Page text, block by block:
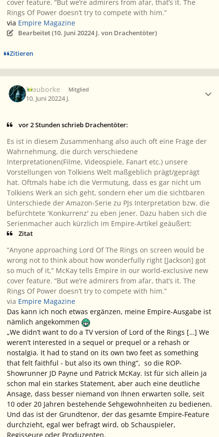
cover feature. “But we’re admirers from afar, that’s it. The
Rings Of Power doesn’t try to compete with him.”
via Empire Magazine
Bearbeitet (10. Juni 20224 J. von Drachentöter)
Zitieren
Blauborke Mitglied
10. Juni 20224 J.
vor 2 Stunden schrieb Drachentöter:
Es ist in diesem Zusammenhang also auch oft eine Frage der
Wahrnehmung, die durch verschiedene
Interpretationen(Filme, Videospiele, Fanart etc.) unsere
Vorstellungen von Tolkiens Welt maßgeblich prägt/geprägt
hat. Oftmals habe ich die Vermutung, dass es gar nicht um
Tolkiens Werk an sich geht, sondern eher um die sichtbaren
Unterschiede der Amazon-Serie zu PJs Interpretation bzw. die
befürchtete 'Konkurrenz' zu eben jener. Dazu haben sich die
Serienmacher auch kürzlich im Empire-Artikel geäußert:
Zitat
“Anyone approaching Lord Of The Rings on screen would be
wrong not to think about how wonderfully right [Jackson] got
so much of it,” McKay tells Empire in our world-exclusive new
cover feature. “But we’re admirers from afar, that’s it. The
Rings Of Power doesn’t try to compete with him.”
via Empire Magazine
Das kann ich noch etwas ergänzen, meine Empire-Ausgabe ist
nämlich angekommen
„We didn’t want to do a TV version of Lord of the Rings […] We
weren’t interested in a sequel or prequel or a rehash or
nostalgia. It had to stand on its own two feet as something
that felt faithful - but also its own thing“, so die ROP-
Showrunner JD Payne und Patrick McKay. Ist für sich allein ja
schon mal ein starkes Statement, aber auch eine deutliche
Ansage, dass besser niemand von Ihnen erwarten solle, seit
10 oder 20 Jahren bestehende Sehgewohnheiten zu bedienen.
Und das ist der Grundtenor, der das gesamte Empire-Feature
durchzieht, egal wer befragt wird, ob Schauspieler,
Regisseure oder Produzenten.